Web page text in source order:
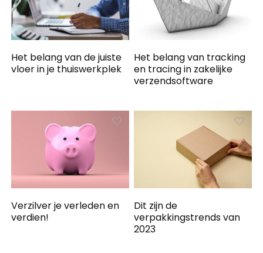
Het belang van de juiste
vloer in je thuiswerkplek
Het belang van tracking
en tracing in zakelijke
verzendsoftware
Verzilver je verleden en
verdien!
Dit zijn de
verpakkingstrends van
2023